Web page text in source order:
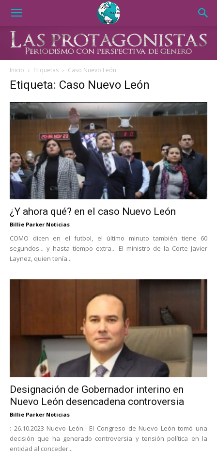
Inicio Etiquetas Caso Nuevo León
Etiqueta: Caso Nuevo León
¿Y ahora qué? en el caso Nuevo León
Billie Parker Noticias
COMO dicen en el futbol, el último minuto también tiene 60
segundos... y hasta tiempo extra... El ministro de la Corte Javier
Laynez, quien tenía...
Designación de Gobernador interino en
Nuevo León desencadena controversia
Billie Parker Noticias
: 26.10.2023 Nuevo León.- El Congreso de Nuevo León tomó una
decisión que ha generado controversia y tensión política en la
entidad al conceder...